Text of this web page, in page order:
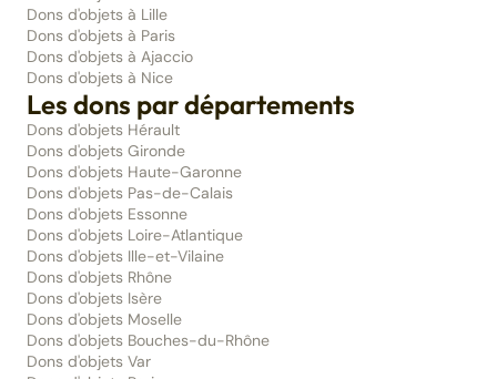
Dons d'objets à Lille
Dons d'objets à Paris
Dons d'objets à Ajaccio
Dons d'objets à Nice
Les dons par départements
Dons d'objets Hérault
Dons d'objets Gironde
Dons d'objets Haute-Garonne
Dons d'objets Pas-de-Calais
Dons d'objets Essonne
Dons d'objets Loire-Atlantique
Dons d'objets Ille-et-Vilaine
Dons d'objets Rhône
Dons d'objets Isère
Dons d'objets Moselle
Dons d'objets Bouches-du-Rhône
Dons d'objets Var